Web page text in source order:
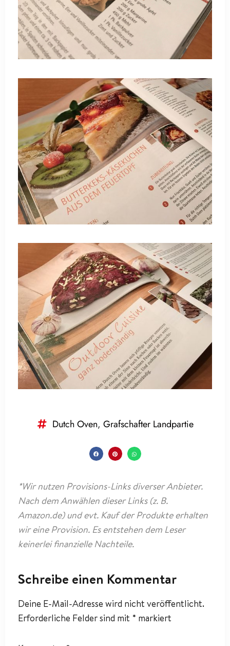
Dutch Oven, Grafschafter Landpartie
*Wir nutzen Provisions-Links diverser Anbieter.
Nach dem Anwählen dieser Links (z. B.
Amazon.de) und evt. Kauf der Produkte erhalten
wir eine Provision. Es entstehen dem Leser
keinerlei finanzielle Nachteile.
Schreibe einen Kommentar
Deine E-Mail-Adresse wird nicht veröffentlicht.
Erforderliche Felder sind mit * markiert